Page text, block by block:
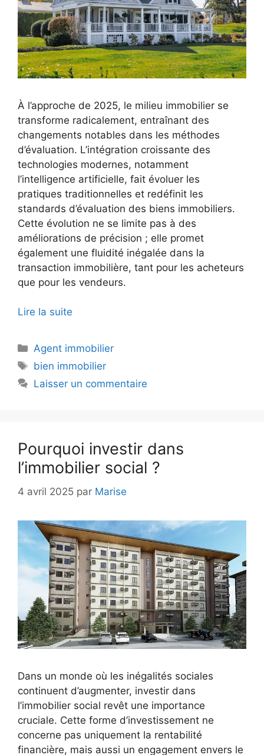
À l’approche de 2025, le milieu immobilier se
transforme radicalement, entraînant des
changements notables dans les méthodes
d’évaluation. L’intégration croissante des
technologies modernes, notamment
l’intelligence artificielle, fait évoluer les
pratiques traditionnelles et redéfinit les
standards d’évaluation des biens immobiliers.
Cette évolution ne se limite pas à des
améliorations de précision ; elle promet
également une fluidité inégalée dans la
transaction immobilière, tant pour les acheteurs
que pour les vendeurs.
Lire la suite
Catégories
Agent immobilier
Étiquettes
bien immobilier
Laisser un commentaire
Pourquoi investir dans
l’immobilier social ?
4 avril 2025 par Marise
Dans un monde où les inégalités sociales
continuent d’augmenter, investir dans
l’immobilier social revêt une importance
cruciale. Cette forme d’investissement ne
concerne pas uniquement la rentabilité
financière, mais aussi un engagement envers le